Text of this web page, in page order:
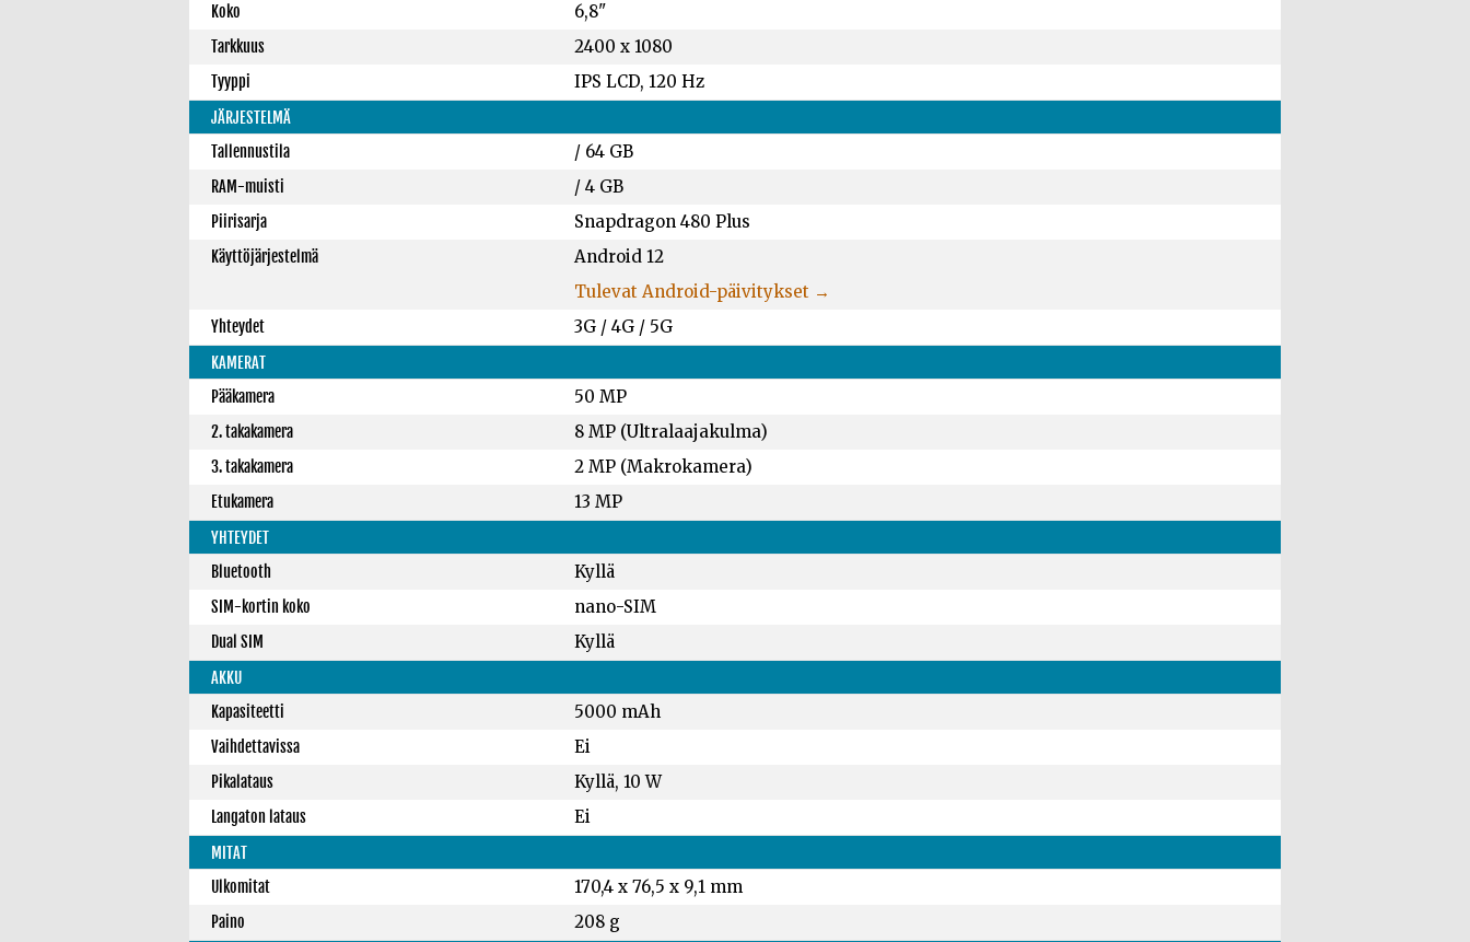
Koko
6,8"
Tarkkuus 2400 x 1080
Tyyppi IPS LCD, 120 Hz
JÄRJESTELMÄ
Tallennustila
/ 64 GB
RAM-muisti /4 GB
Piirisarja Snapdragon 480 Plus
Käyttöjärjestelmä
Android 12
Tulevat Android-päivitykset →
Yhteydet 3G / 4G / 5G
KAMERAT
Pääkamera
50 MP
2. takakamera 8 MP (Ultralaajakulma)
3. takakamera 2 MP (Makrokamera)
Etukamera 13 MP
YHTEYDET
Bluetooth
Kyllä
SIM-kortin koko nano-SIM
Dual SIM Kyllä
AKKU
Kapasiteetti
5000 mAh
Vaihdettavissa Ei
Pikalataus Kyllä, 10 W
Langaton lataus Ei
MITAT
Ulkomitat
170,4 x 76,5 x 9,1 mm
Paino 208 g